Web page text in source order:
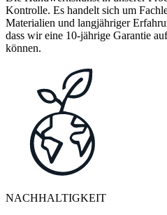
Kontrolle. Es handelt sich um
Materialien und langjähriger
dass wir eine 10-jährige Garantie
können.
NACHHALTIGKEIT